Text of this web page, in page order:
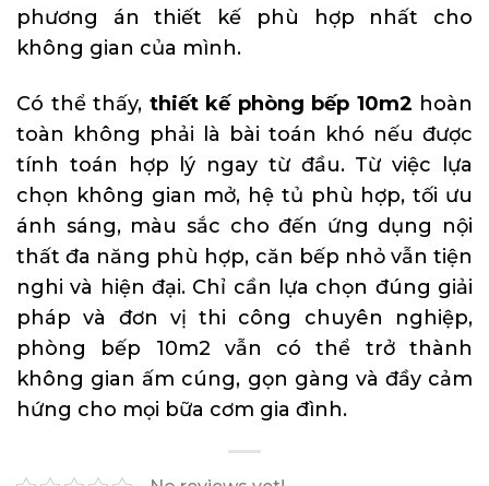
phương án thiết kế phù hợp nhất cho
không gian của mình.
Có thể thấy, thiết kế phòng bếp 10m2 hoàn
toàn không phải là bài toán khó nếu được
tính toán hợp lý ngay từ đầu. Từ việc lựa
chọn không gian mở, hệ tủ phù hợp, tối ưu
ánh sáng, màu sắc cho đến ứng dụng nội
thất đa năng phù hợp, căn bếp nhỏ vẫn tiện
nghi và hiện đại. Chỉ cần lựa chọn đúng giải
pháp và đơn vị thi công chuyên nghiệp,
phòng bếp 10m2 vẫn có thể trở thành
không gian ấm cúng, gọn gàng và đầy cảm
hứng cho mọi bữa cơm gia đình.